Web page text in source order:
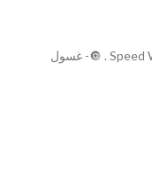
مكون من ثلاث قطع : 🔘- جل Speed Whitening – 56gm . 🔘- غسول